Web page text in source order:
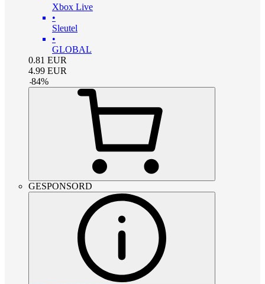
Xbox Live
•
Sleutel
•
GLOBAL
0.81 EUR
4.99 EUR
-84%
GESPONSORD